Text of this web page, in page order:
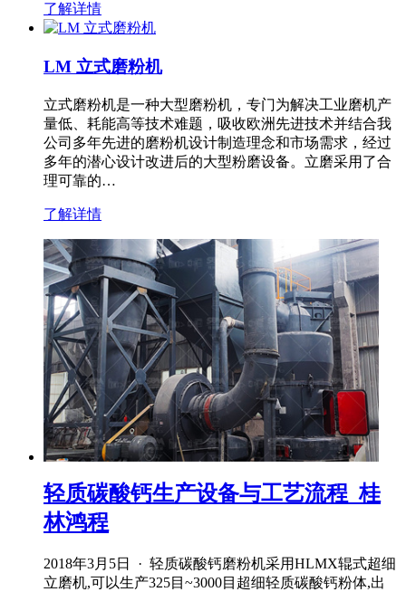
了解详情
LM 立式磨粉机
立式磨粉机是一种大型磨粉机，专门为解决工业磨机产
量低、耗能高等技术难题，吸收欧洲先进技术并结合我
公司多年先进的磨粉机设计制造理念和市场需求，经过
多年的潜心设计改进后的大型粉磨设备。立磨采用了合
理可靠的…
了解详情
轻质碳酸钙生产设备与工艺流程_桂
林鸿程
2018年3月5日 · 轻质碳酸钙磨粉机采用HLMX辊式超细
立磨机,可以生产325目~3000目超细轻质碳酸钙粉体,出